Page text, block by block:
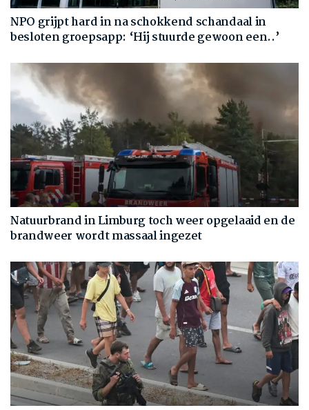
NPO grijpt hard in na schokkend schandaal in
besloten groepsapp: ‘Hij stuurde gewoon een..’
Natuurbrand in Limburg toch weer opgelaaid en de
brandweer wordt massaal ingezet